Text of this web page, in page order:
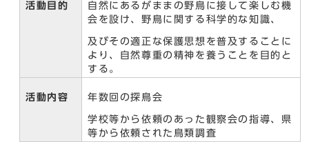
活動目的
自然にあるがままの野鳥に接して楽しむ機
会を設け、野鳥に関する科学的な知識、
及びその適正な保護思想を普及することに
より、自然尊重の精神を養うことを目的と
する。
活動内容 年数回の探鳥会
学校等から依頼のあった観察会の指導、県
等から依頼された鳥類調査